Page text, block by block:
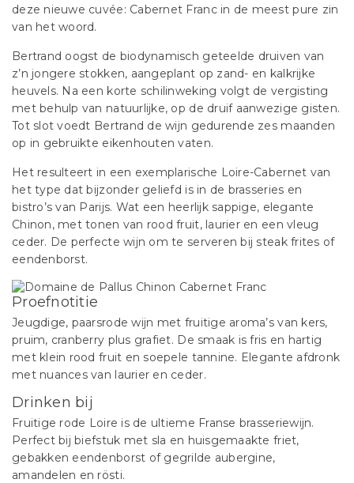
deze nieuwe cuvée: Cabernet Franc in de meest pure zin
van het woord.
Bertrand oogst de biodynamisch geteelde druiven van
z’n jongere stokken, aangeplant op zand- en kalkrijke
heuvels. Na een korte schilinweking volgt de vergisting
met behulp van natuurlijke, op de druif aanwezige gisten.
Tot slot voedt Bertrand de wijn gedurende zes maanden
op in gebruikte eikenhouten vaten.
Het resulteert in een exemplarische Loire-Cabernet van
het type dat bijzonder geliefd is in de brasseries en
bistro’s van Parijs. Wat een heerlijk sappige, elegante
Chinon, met tonen van rood fruit, laurier en een vleug
ceder. De perfecte wijn om te serveren bij steak frites of
eendenborst.
Proefnotitie
Jeugdige, paarsrode wijn met fruitige aroma’s van kers,
pruim, cranberry plus grafiet. De smaak is fris en hartig
met klein rood fruit en soepele tannine. Elegante afdronk
met nuances van laurier en ceder.
Drinken bij
Fruitige rode Loire is de ultieme Franse brasseriewijn.
Perfect bij biefstuk met sla en huisgemaakte friet,
gebakken eendenborst of gegrilde aubergine,
amandelen en rösti.